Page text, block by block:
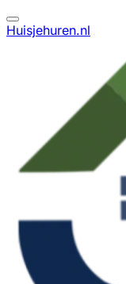
Huisjehuren.nl